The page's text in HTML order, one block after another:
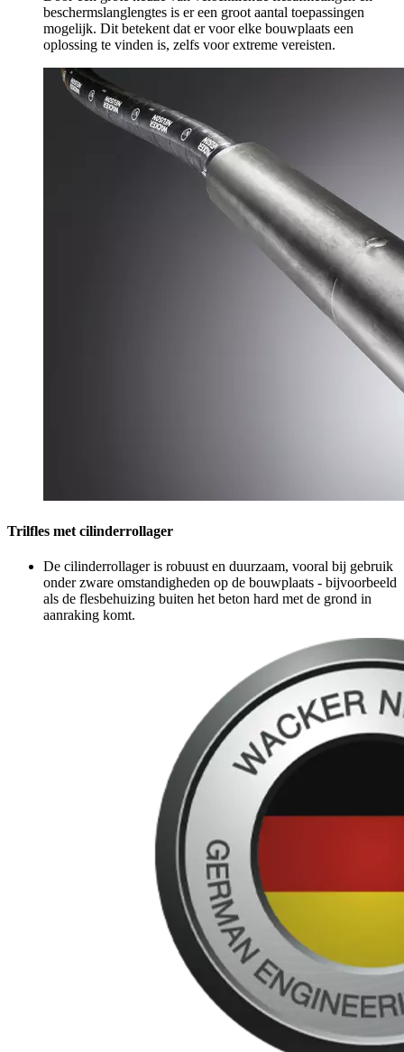
beschermslanglengtes is er een groot aantal toepassingen
mogelijk. Dit betekent dat er voor elke bouwplaats een
oplossing te vinden is, zelfs voor extreme vereisten.
Trilfles met cilinderrollager
De cilinderrollager is robuust en duurzaam, vooral bij gebruik
onder zware omstandigheden op de bouwplaats - bijvoorbeeld
als de flesbehuizing buiten het beton hard met de grond in
aanraking komt.